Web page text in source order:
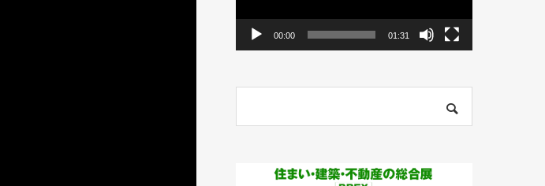
00:00 01:31